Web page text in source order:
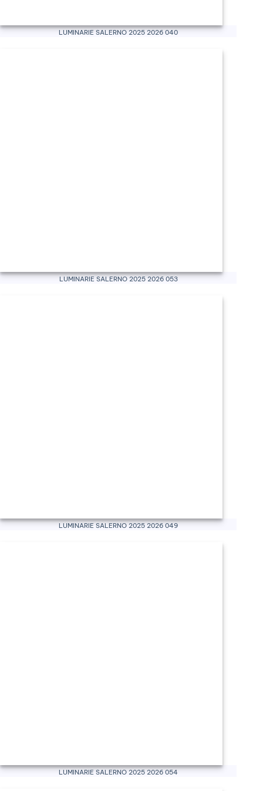
Luminarie Salerno 2025 2026 040
Luminarie Salerno 2025 2026 053
Luminarie Salerno 2025 2026 049
Luminarie Salerno 2025 2026 054